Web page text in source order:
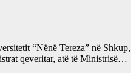
“Nënë Tereza” në Shkup,
qeveritar, atë të Ministrisë…